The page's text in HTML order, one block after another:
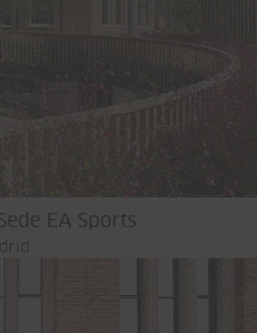
EA Sports